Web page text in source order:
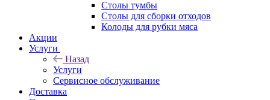
Столы тумбы
Столы для сборки отходов
Колоды для рубки мяса
Акции
Услуги
Назад
Услуги
Сервисное обслуживание
Доставка